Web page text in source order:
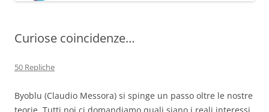
Curiose coincidenze…
50 Repliche
Byoblu (Claudio Messora) si spinge un passo oltre le nostre